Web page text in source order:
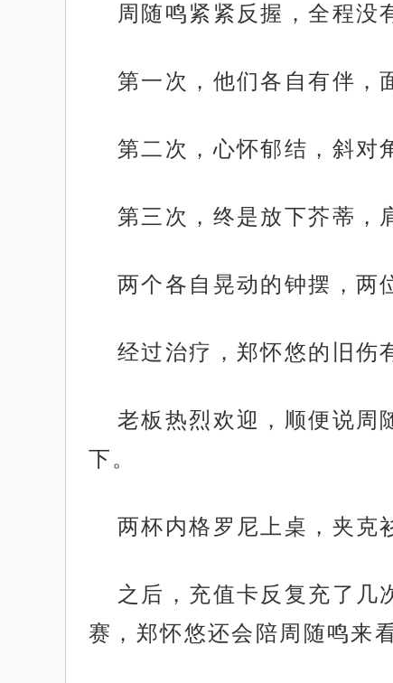
周随鸣紧紧反握，全程没
第一次，他们各自有伴，
第二次，心怀郁结，斜对
第三次，终是放下芥蒂，
两个各自晃动的钟摆，两
经过治疗，郑怀悠的旧伤
老板热烈欢迎，顺便说周
下。
两杯内格罗尼上桌，夹克
之后，充值卡反复充了几
赛，郑怀悠还会陪周随鸣来